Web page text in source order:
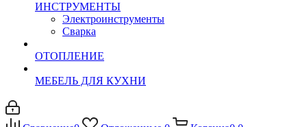
ИНСТРУМЕНТЫ
Электроинструменты
Сварка
ОТОПЛЕНИЕ
МЕБЕЛЬ ДЛЯ КУХНИ